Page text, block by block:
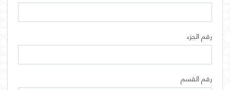
رقم الجزء
رقم القسم